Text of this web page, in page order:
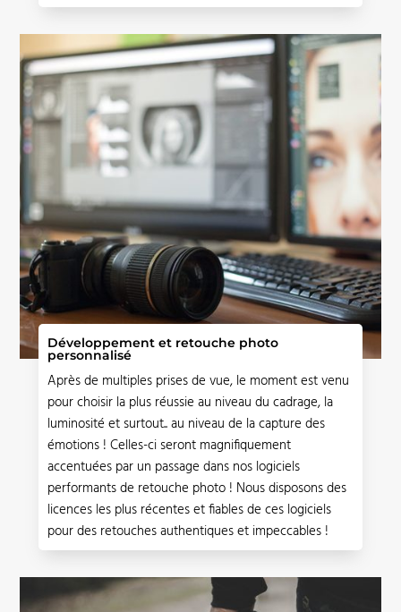
Développement et retouche photo
personnalisé
Après de multiples prises de vue, le moment est venu
pour choisir la plus réussie au niveau du cadrage, la
luminosité et surtout.. au niveau de la capture des
émotions ! Celles-ci seront magnifiquement
accentuées par un passage dans nos logiciels
performants de retouche photo ! Nous disposons des
licences les plus récentes et fiables de ces logiciels
pour des retouches authentiques et impeccables !